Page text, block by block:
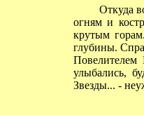
Откуда
огням и
крутым
глубины.
улыбались,
Звезды... -